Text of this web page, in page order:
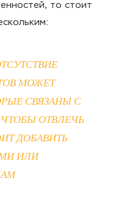
то стоит
МОЖЕТ
СВЯЗАНЫ С
ОТВЛЕЧЬ
ДОБАВИТЬ
ИЛИ